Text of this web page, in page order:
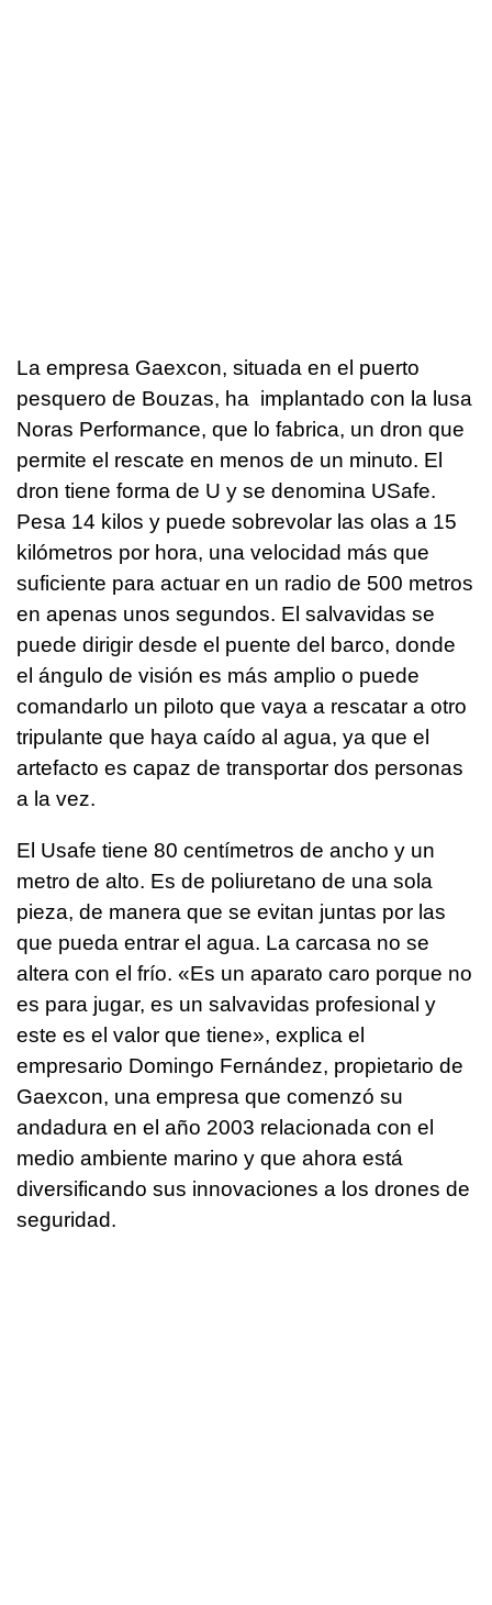
La empresa Gaexcon, situada en el puerto
pesquero de Bouzas, ha implantado con la lusa
Noras Performance, que lo fabrica, un dron que
permite el rescate en menos de un minuto. El
dron tiene forma de U y se denomina USafe.
Pesa 14 kilos y puede sobrevolar las olas a 15
kilómetros por hora, una velocidad más que
suficiente para actuar en un radio de 500 metros
en apenas unos segundos. El salvavidas se
puede dirigir desde el puente del barco, donde
el ángulo de visión es más amplio o puede
comandarlo un piloto que vaya a rescatar a otro
tripulante que haya caído al agua, ya que el
artefacto es capaz de transportar dos personas
a la vez.
El Usafe tiene 80 centímetros de ancho y un
metro de alto. Es de poliuretano de una sola
pieza, de manera que se evitan juntas por las
que pueda entrar el agua. La carcasa no se
altera con el frío. «Es un aparato caro porque no
es para jugar, es un salvavidas profesional y
este es el valor que tiene», explica el
empresario Domingo Fernández, propietario de
Gaexcon, una empresa que comenzó su
andadura en el año 2003 relacionada con el
medio ambiente marino y que ahora está
diversificando sus innovaciones a los drones de
seguridad.